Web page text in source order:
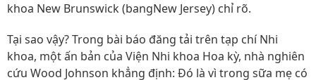
khoa New Brunswick (bangNew Jersey) chỉ rõ.
Tại sao vậy? Trong bài báo đăng tải trên tạp chí Nhi
khoa, một ấn bản của Viện Nhi khoa Hoa kỳ, nhà nghiên
cứu Wood Johnson khẳng định: Đó là vì trong sữa mẹ có